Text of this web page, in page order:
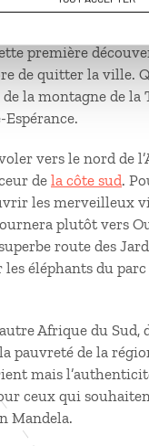
colorées du
quartier de Camps
première
de quitter la ville.
la montagne de la
vers le nord de
dela côte sud.
les merveilleux
plutôt vers
route des
éléphants du
Afrique du Sud,
pauvreté de la
mais
ceux qui
Mandela.